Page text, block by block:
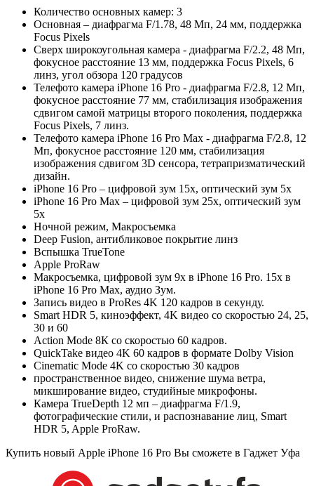
Количество основных камер: 3
Основная – диафрагма F/1.78, 48 Мп, 24 мм, поддержка
Focus Pixels
Сверх широкоугольная камера - диафрагма F/2.2, 48 Мп,
фокусное расстояние 13 мм, поддержка Focus Pixels, 6
линз, угол обзора 120 градусов
Телефото камера iPhone 16 Pro - диафрагма F/2.8, 12 Мп,
фокусное расстояние 77 мм, стабилизация изображения
сдвигом самой матрицы второго поколения, поддержка
Focus Pixels, 7 линз.
Телефото камера iPhone 16 Pro Max - диафрагма F/2.8, 12
Мп, фокусное расстояние 120 мм, стабилизация
изображения сдвигом 3D сенсора, тетрапризматический
дизайн.
iPhone 16 Pro – цифровой зум 15х, оптический зум 5х
iPhone 16 Pro Max – цифровой зум 25х, оптический зум
5х
Ночной режим, Макросъемка
Deep Fusion, антибликовое покрытие линз
Вспышка TrueTone
Apple ProRaw
Макросъемка, цифровой зум 9х в iPhone 16 Pro. 15х в
iPhone 16 Pro Max, аудио Зум.
Запись видео в ProRes 4K 120 кадров в секунду.
Smart HDR 5, киноэффект, 4K видео со скоростью 24, 25,
30 и 60
Action Mode 8К со скоростью 60 кадров.
QuickTake видео 4K 60 кадров в формате Dolby Vision
Cinematic Mode 4K со скоростью 30 кадров
пространственное видео, снижение шума ветра,
микширование видео, студийные микрофоны.
Камера TrueDepth 12 мп – диафрагма F/1.9,
фотографические стили, и распознавание лиц, Smart
HDR 5, Apple ProRaw.
Купить новый Apple iPhone 16 Pro Вы сможете в Гаджет Уфа